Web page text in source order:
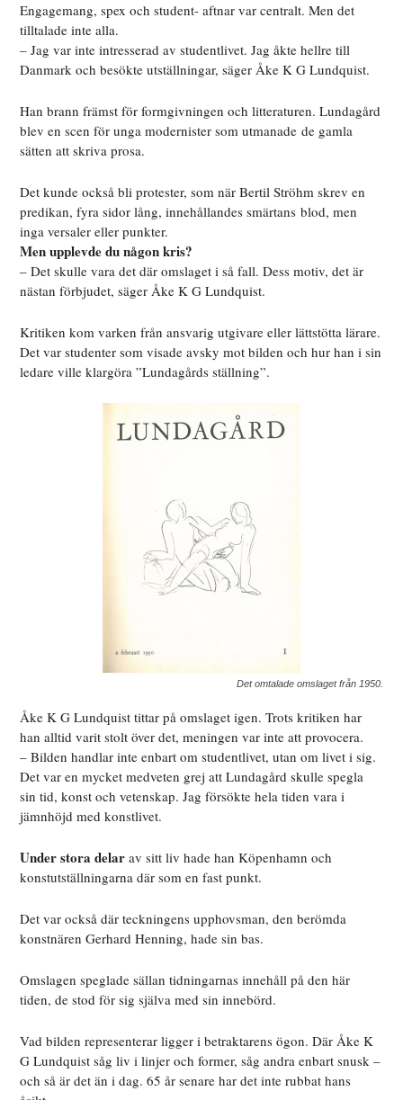
Engagemang, spex och student- aftnar var centralt. Men det
tilltalade inte alla.
– Jag var inte intresserad av studentlivet. Jag åkte hellre till
Danmark och besökte utställningar, säger Åke K G Lundquist.
Han brann främst för formgivningen och litteraturen. Lundagård
blev en scen för unga modernister som utmanade de gamla
sätten att skriva prosa.
Det kunde också bli protester, som när Bertil Ströhm skrev en
predikan, fyra sidor lång, innehållandes smärtans blod, men
inga versaler eller punkter.
Men upplevde du någon kris?
– Det skulle vara det där omslaget i så fall. Dess motiv, det är
nästan förbjudet, säger Åke K G Lundquist.
Kritiken kom varken från ansvarig utgivare eller lättstötta lärare.
Det var studenter som visade avsky mot bilden och hur han i sin
ledare ville klargöra ”Lundagårds ställning”.
Det omtalade omslaget från 1950.
Åke K G Lundquist tittar på omslaget igen. Trots kritiken har
han alltid varit stolt över det, meningen var inte att provocera.
– Bilden handlar inte enbart om studentlivet, utan om livet i sig.
Det var en mycket medveten grej att Lundagård skulle spegla
sin tid, konst och vetenskap. Jag försökte hela tiden vara i
jämnhöjd med konstlivet.
Under stora delar av sitt liv hade han Köpenhamn och
konstutställningarna där som en fast punkt.
Det var också där teckningens upphovsman, den berömda
konstnären Gerhard Henning, hade sin bas.
Omslagen speglade sällan tidningarnas innehåll på den här
tiden, de stod för sig själva med sin innebörd.
Vad bilden representerar ligger i betraktarens ögon. Där Åke K
G Lundquist såg liv i linjer och former, såg andra enbart snusk –
och så är det än i dag. 65 år senare har det inte rubbat hans